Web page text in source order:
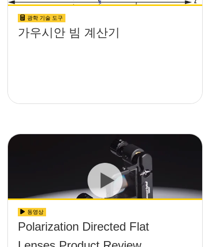
광학 기술 도구
가우시안 빔 계산기
동영상
Polarization Directed Flat